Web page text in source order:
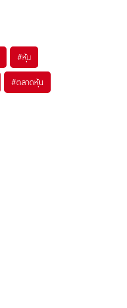
#หุ้น
#ตลาดหุ้น